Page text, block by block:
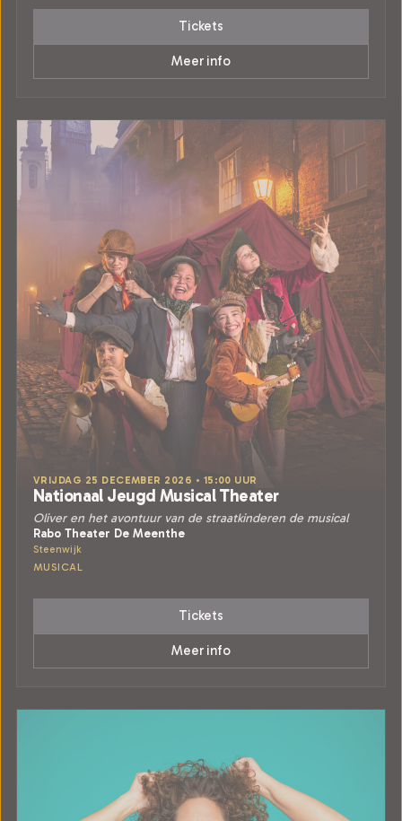
Tickets
Meer info
VRIJDAG 25 DECEMBER 2026 • 15:00 UUR
Nationaal Jeugd Musical Theater
Oliver en het avontuur van de straatkinderen de musical
Rabo Theater De Meenthe
Steenwijk
MUSICAL
Tickets
Meer info